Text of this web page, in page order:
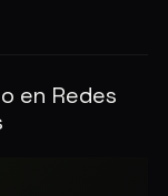
en Redes